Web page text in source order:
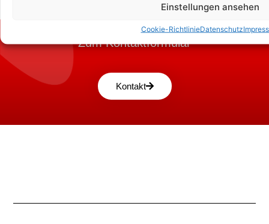
Einstellungen ansehen
Cookie-RichtlinieDatenschutz
Zum Kontaktformular
Kontakt